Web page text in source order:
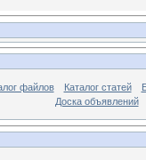
файлов Каталог статей
Доска объявлений